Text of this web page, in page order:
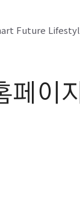
Future
페이